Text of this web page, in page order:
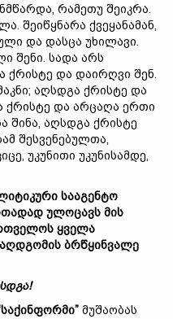
რამეთუ შეიკრა.
შეიწყნარა ქვეყანამან,
და დასცა უხილავი.
შენი. სადა არს
ქრისტე და დაირღვი შენ.
აღსდგა ქრისტე და
ქრისტე და არცაღა ერთი
შინა, აღსდგა ქრისტე
შესვენებულთა,
უკუნითი უკუნისამდე,
სააგენტო
ულოცავს მის
ყველა
აღდგომის ბრწყინვალე
!
საქინფორმი” მუშაობას